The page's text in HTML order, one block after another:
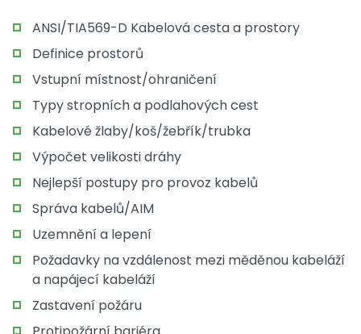
ANSI/TIA569-D Kabelová cesta a prostory
Definice prostorů
Vstupní místnost/ohraničení
Typy stropních a podlahových cest
Kabelové žlaby/koš/žebřík/trubka
Výpočet velikosti dráhy
Nejlepší postupy pro provoz kabelů
Správa kabelů/AIM
Uzemnění a lepení
Požadavky na vzdálenost mezi měděnou kabeláží
a napájecí kabeláží
Zastavení požáru